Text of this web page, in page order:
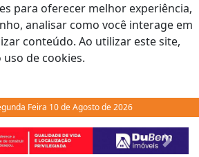
para oferecer melhor experiência,
analisar como você interage em
conteúdo. Ao utilizar este site,
de cookies.
Feira 10 de Agosto de 2026
Next